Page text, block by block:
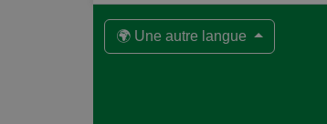
🌍 Une autre langue